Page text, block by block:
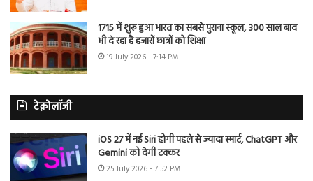
1715 में शुरू हुआ भारत का सबसे पुराना स्कूल, 300 साल बाद
भी दे रहा है हजारों छात्रों को शिक्षा
19 July 2026 - 7:14 PM
टेक्नोलॉजी
iOS 27 में नई Siri होगी पहले से ज्यादा स्मार्ट, ChatGPT और
Gemini को देगी टक्कर
25 July 2026 - 7:52 PM